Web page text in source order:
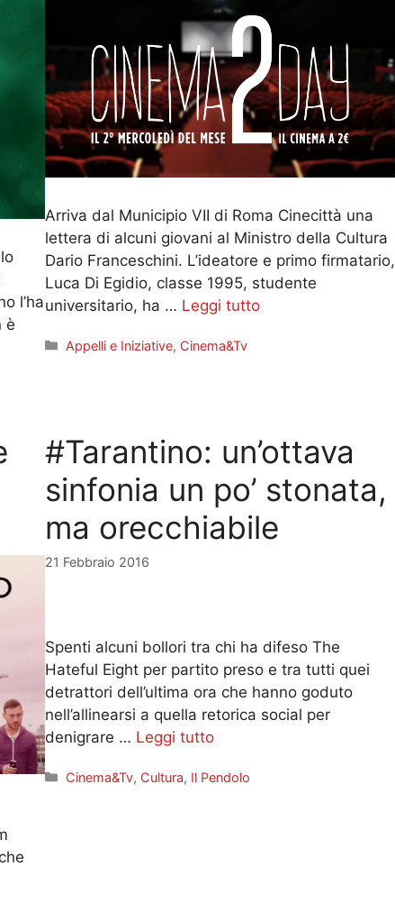
l’ha
è
Arriva dal Municipio VII di Roma Cinecittà una
lettera di alcuni giovani al Ministro della Cultura
Dario Franceschini. L’ideatore e primo firmatario,
Luca Di Egidio, classe 1995, studente
universitario, ha … Leggi tutto
Categorie
Appelli e Iniziative, Cinema&Tv
#Tarantino: un’ottava
sinfonia un po’ stonata,
ma orecchiabile
21 Febbraio 2016
Spenti alcuni bollori tra chi ha difeso The
Hateful Eight per partito preso e tra tutti quei
detrattori dell’ultima ora che hanno goduto
nell’allinearsi a quella retorica social per
denigrare … Leggi tutto
Categorie
Cinema&Tv, Cultura, Il Pendolo